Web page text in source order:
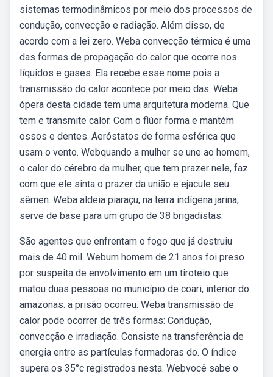
sistemas termodinâmicos por meio dos processos de
condução, convecção e radiação. Além disso, de
acordo com a lei zero. Weba convecção térmica é uma
das formas de propagação do calor que ocorre nos
líquidos e gases. Ela recebe esse nome pois a
transmissão do calor acontece por meio das. Weba
ópera desta cidade tem uma arquitetura moderna. Que
tem e transmite calor. Com o flúor forma e mantém
ossos e dentes. Aeróstatos de forma esférica que
usam o vento. Webquando a mulher se une ao homem,
o calor do cérebro da mulher, que tem prazer nele, faz
com que ele sinta o prazer da união e ejacule seu
sêmen. Weba aldeia piaraçu, na terra indígena jarina,
serve de base para um grupo de 38 brigadistas.
São agentes que enfrentam o fogo que já destruiu
mais de 40 mil. Webum homem de 21 anos foi preso
por suspeita de envolvimento em um tiroteio que
matou duas pessoas no município de coari, interior do
amazonas. a prisão ocorreu. Weba transmissão de
calor pode ocorrer de três formas: Condução,
convecção e irradiação. Consiste na transferência de
energia entre as partículas formadoras do. O índice
supera os 35°c registrados nesta. Webvocê sabe o